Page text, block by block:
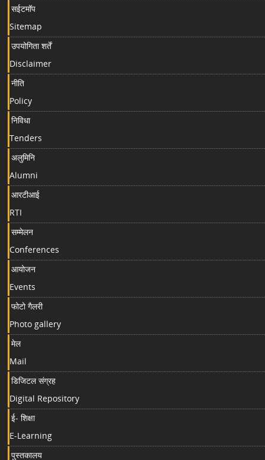
सईटमॉप
Sitemap
उपयोगिता शर्तें
Disclaimer
नीति
Policy
निविधा
Tenders
अलुमिनि
Alumni
आरटीआई
RTI
सम्मेलन
Conferences
आयोजन
Events
फोटो गैलरी
Photo gallery
मेल
Mail
डिजिटल संग्रह
Digital Repository
ई- शिक्षा
E-Learning
पुस्तकालय